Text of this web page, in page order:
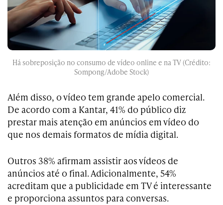
Há sobreposição no consumo de vídeo online e na TV (Crédito:
Sompong/Adobe Stock)
Além disso, o vídeo tem grande apelo comercial.
De acordo com a Kantar, 41% do público diz
prestar mais atenção em anúncios em vídeo do
que nos demais formatos de mídia digital.
Outros 38% afirmam assistir aos vídeos de
anúncios até o final. Adicionalmente, 54%
acreditam que a publicidade em TV é interessante
e proporciona assuntos para conversas.